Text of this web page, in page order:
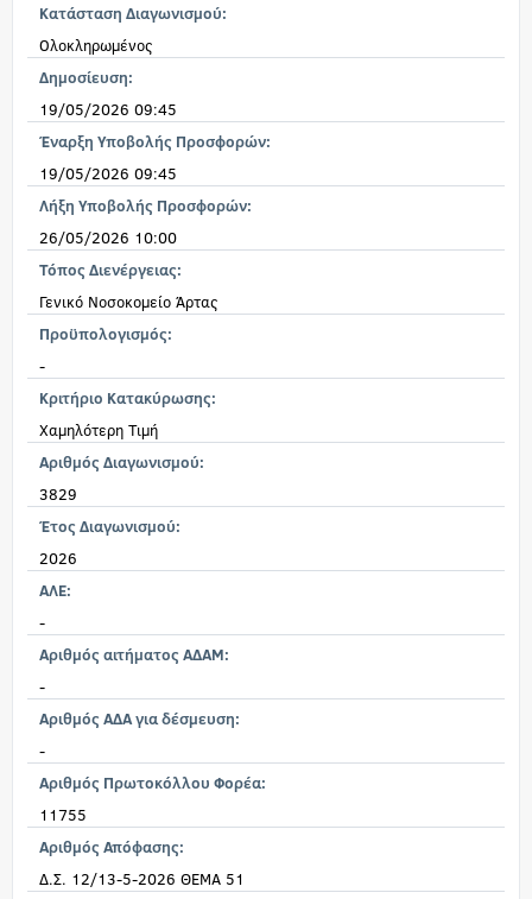
Κατάσταση Διαγωνισμού:
Ολοκληρωμένος
Δημοσίευση:
19/05/2026 09:45
Έναρξη Υποβολής Προσφορών:
19/05/2026 09:45
Λήξη Υποβολής Προσφορών:
26/05/2026 10:00
Τόπος Διενέργειας:
Γενικό Νοσοκομείο Άρτας
Προϋπολογισμός:
-
Κριτήριο Κατακύρωσης:
Χαμηλότερη Τιμή
Αριθμός Διαγωνισμού:
3829
Έτος Διαγωνισμού:
2026
ΑΛΕ:
-
Αριθμός αιτήματος ΑΔΑΜ:
-
Αριθμός ΑΔΑ για δέσμευση:
-
Αριθμός Πρωτοκόλλου Φορέα:
11755
Αριθμός Απόφασης:
Δ.Σ. 12/13-5-2026 ΘΕΜΑ 51